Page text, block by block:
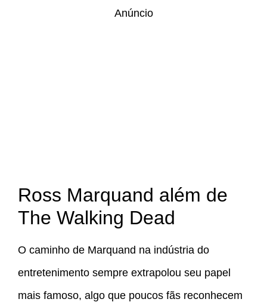
Anúncio
Ross Marquand além de
The Walking Dead
O caminho de Marquand na indústria do
entretenimento sempre extrapolou seu papel
mais famoso, algo que poucos fãs reconhecem